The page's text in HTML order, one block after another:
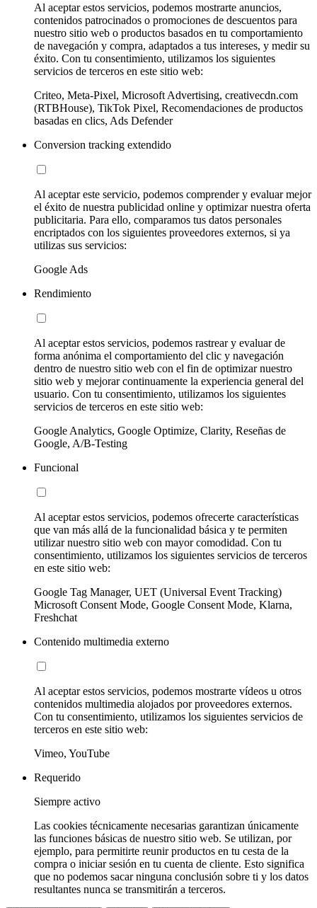
Al aceptar estos servicios, podemos mostrarte anuncios,
contenidos patrocinados o promociones de descuentos para
nuestro sitio web o productos basados en tu comportamiento
de navegación y compra, adaptados a tus intereses, y medir su
éxito. Con tu consentimiento, utilizamos los siguientes
servicios de terceros en este sitio web:
Criteo, Meta-Pixel, Microsoft Advertising, creativecdn.com
(RTBHouse), TikTok Pixel, Recomendaciones de productos
basadas en clics, Ads Defender
Conversion tracking extendido
Al aceptar este servicio, podemos comprender y evaluar mejor
el éxito de nuestra publicidad online y optimizar nuestra oferta
publicitaria. Para ello, comparamos tus datos personales
encriptados con los siguientes proveedores externos, si ya
utilizas sus servicios:
Google Ads
Rendimiento
Al aceptar estos servicios, podemos rastrear y evaluar de
forma anónima el comportamiento del clic y navegación
dentro de nuestro sitio web con el fin de optimizar nuestro
sitio web y mejorar continuamente la experiencia general del
usuario. Con tu consentimiento, utilizamos los siguientes
servicios de terceros en este sitio web:
Google Analytics, Google Optimize, Clarity, Reseñas de
Google, A/B-Testing
Funcional
Al aceptar estos servicios, podemos ofrecerte características
que van más allá de la funcionalidad básica y te permiten
utilizar nuestro sitio web con mayor comodidad. Con tu
consentimiento, utilizamos los siguientes servicios de terceros
en este sitio web:
Google Tag Manager, UET (Universal Event Tracking)
Microsoft Consent Mode, Google Consent Mode, Klarna,
Freshchat
Contenido multimedia externo
Al aceptar estos servicios, podemos mostrarte vídeos u otros
contenidos multimedia alojados por proveedores externos.
Con tu consentimiento, utilizamos los siguientes servicios de
terceros en este sitio web:
Vimeo, YouTube
Requerido
Siempre activo
Las cookies técnicamente necesarias garantizan únicamente
las funciones básicas de nuestro sitio web. Se utilizan, por
ejemplo, para permitirte reunir productos en tu cesta de la
compra o iniciar sesión en tu cuenta de cliente. Esto significa
que no podemos sacar ninguna conclusión sobre ti y los datos
resultantes nunca se transmitirán a terceros.